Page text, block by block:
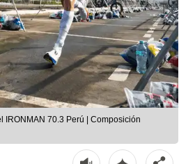
IRONMAN 70.3 Perú | Composición